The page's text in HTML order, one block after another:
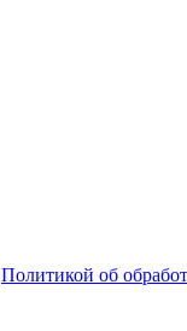
Политикой об